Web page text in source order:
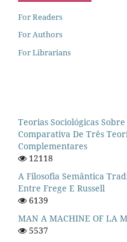
For Readers
For Authors
For Librarians
Teorias Sociológicas
Comparativa De Três
Complementares
12118
A Filosofia Semântica
Entre Frege E Russell
6139
MAN A MACHINE OF LA
5537